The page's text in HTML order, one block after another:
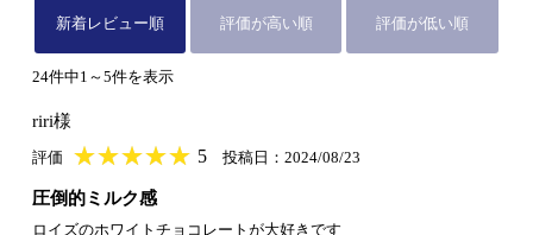
新着レビュー順 評価が高い順 評価が低い順
24件中1～5件を表示
riri様
評価 ★★★★★
★★★★★ 5 投稿日：2024/08/23
圧倒的ミルク感
ロイズのホワイトチョコレートが大好きです